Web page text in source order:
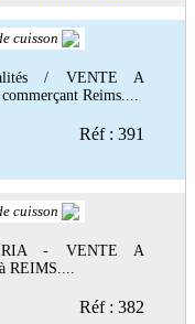
cuisson
/ VENTE A
Reims....
Réf : 391
cuisson
- VENTE A
REIMS....
Réf : 382